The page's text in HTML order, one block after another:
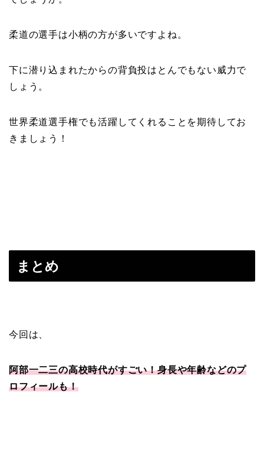
柔道の選手は小柄の方が多いですよね。
下に潜り込まれたからの背負投はとんでもない威力で
しょう。
世界柔道選手権でも活躍してくれることを期待してお
きましょう！
まとめ
今回は、
阿部一二三の高校時代がすごい！身長や年齢などのプ
ロフィールも！